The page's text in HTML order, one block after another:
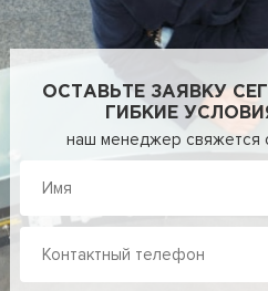
ОСТАВЬТЕ ЗАЯВКУ
ГИБКИЕ
наш менеджер свяжется